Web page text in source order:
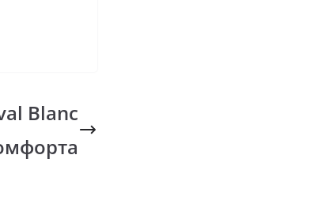
Blanc